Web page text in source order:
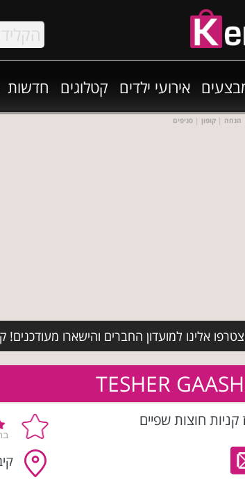
אירועי ילדים קטלוגים חדשות
הנחה | קופון | סניפים
אלינו למועדון החברים והישארו מעודכנים!
חוצות שפיים